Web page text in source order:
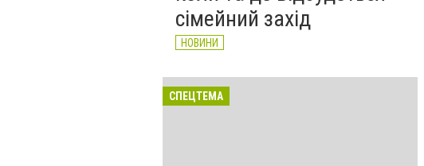
сімейний захід
НОВИНИ
СПЕЦТЕМА